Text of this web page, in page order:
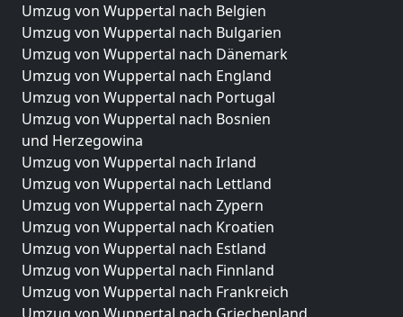
Umzug von Wuppertal nach Belgien
Umzug von Wuppertal nach Bulgarien
Umzug von Wuppertal nach Dänemark
Umzug von Wuppertal nach England
Umzug von Wuppertal nach Portugal
Umzug von Wuppertal nach Bosnien
und Herzegowina
Umzug von Wuppertal nach Irland
Umzug von Wuppertal nach Lettland
Umzug von Wuppertal nach Zypern
Umzug von Wuppertal nach Kroatien
Umzug von Wuppertal nach Estland
Umzug von Wuppertal nach Finnland
Umzug von Wuppertal nach Frankreich